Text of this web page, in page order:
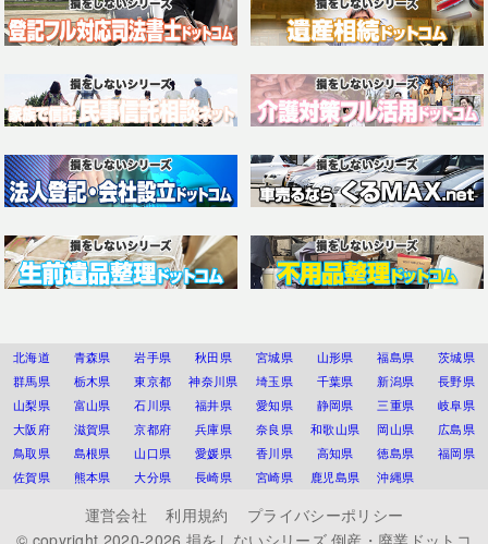
北海道 青森県 岩手県 秋田県 宮城県 山形県 福島県
茨城県
群馬県
栃木県 東京都 神奈川県 埼玉県 千葉県 新潟県
長野県
山梨県
富山県 石川県 福井県 愛知県 静岡県 三重県
岐阜県
大阪府
滋賀県 京都府 兵庫県 奈良県 和歌山県 岡山県
広島県
鳥取県
島根県 山口県 愛媛県 香川県 高知県 徳島県
福岡県
佐賀県
熊本県 大分県 長崎県 宮崎県 鹿児島県 沖縄県
運営会社 利用規約
プライバシーポリシー
© copyright 2020-2026 損をしないシリーズ 倒産・廃業ドットコ